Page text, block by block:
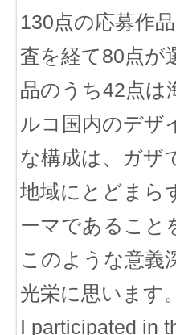
130点の応募作
査を経て80点が
品のうち42点は
ルコ国内のデザ
な構成は、ガザ
地域にとどまら
ーマであること
このような意義
光栄に思います。
I participated in